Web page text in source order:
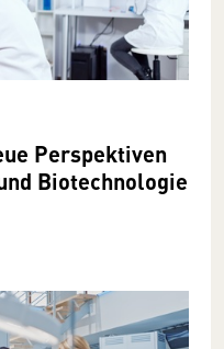
Perspektiven
Biotechnologie